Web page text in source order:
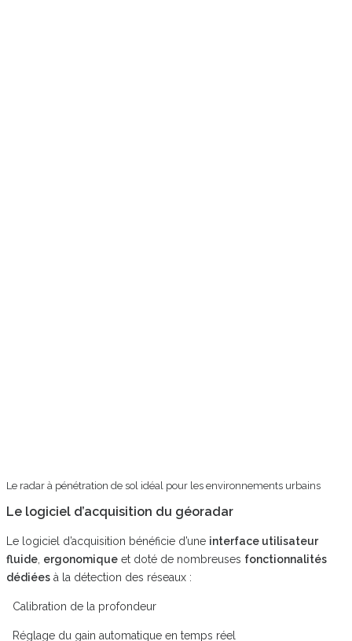
Le radar à pénétration de sol idéal pour les environnements urbains
Le logiciel d’acquisition du géoradar
Le logiciel d’acquisition bénéficie d’une interface utilisateur
fluide ergonomique et doté de nombreuses fonctionnalités
dédiées à la détection des réseaux :
Calibration de la profondeur
Réglage du gain automatique en temps réel